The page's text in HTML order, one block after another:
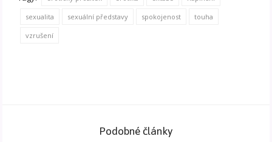
sexualita sexuální představy spokojenost touha
vzrušení
Podobné články